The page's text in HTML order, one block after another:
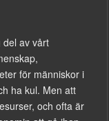
del av vårt
för människor i
ha kul. Men att
och ofta är